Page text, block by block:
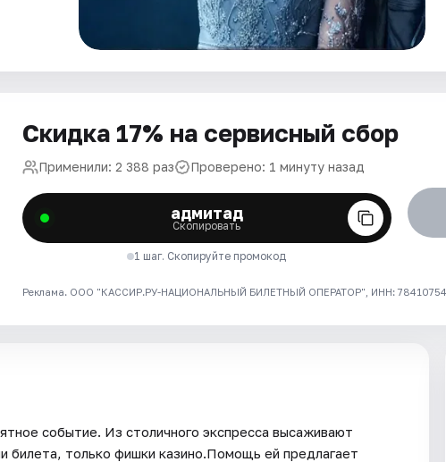
Скидка 17% на сервисный сбор
Применили: 2 388 раз Проверено: 1 минуту назад
адмитад
Скопировать
1 шаг. Скопируйте промокод
Реклама. ООО "КАССИР.РУ-НАЦИОНАЛЬНЫЙ БИЛЕТНЫЙ ОПЕРАТОР", ИНН:
событие. Из столичного экспресса высаживают
билета, только фишки казино.Помощь ей предлагает